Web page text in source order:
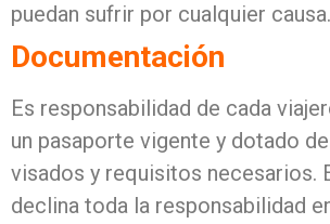
puedan sufrir por cualquier causa.
Documentación
Es responsabilidad de cada
un pasaporte vigente y dotado
visados y requisitos necesarios.
declina toda la responsabilidad